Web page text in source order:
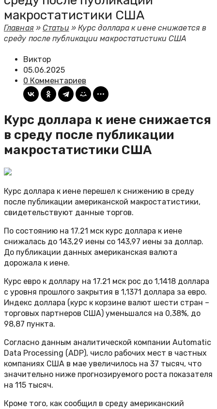
макростатистики США
Главная»Статьи » Курс доллара к иене снижается в
среду после публикации макростатистики США
Виктор
05.06.2025
0 Комментариев
Курс доллара к иене снижается
в среду после публикации
макростатистики США
Курс доллара к иене перешел к снижению в среду
после публикации американской макростатистики,
свидетельствуют данные торгов.
По состоянию на 17.21 мск курс доллара к иене
снижалась до 143,29 иены со 143,97 иены за доллар.
До публикации данных американская валюта
дорожала к иене.
Курс евро к доллару на 17.21 мск рос до 1,1418 доллара
с уровня прошлого закрытия в 1,1371 доллара за евро.
Индекс доллара (курс к корзине валют шести стран –
торговых партнеров США) уменьшался на 0,38%, до
98,87 пункта.
Согласно данным аналитической компании Automatic
Data Processing (ADP), число рабочих мест в частных
компаниях США в мае увеличилось на 37 тысяч, что
значительно ниже прогнозируемого роста показателя
на 115 тысяч.
Кроме того, как сообщил в среду американский